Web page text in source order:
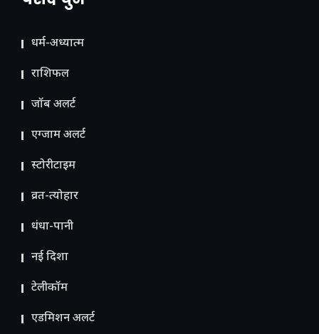
धर्म-अध्यात्म
राशिफल
जॉब अलर्ट
एग्जाम अलर्ट
स्टोरीटाइम
व्रत-त्योहार
धंधा-पानी
नई दिशा
टेलीकॉम
ए​डमिशन अलर्ट